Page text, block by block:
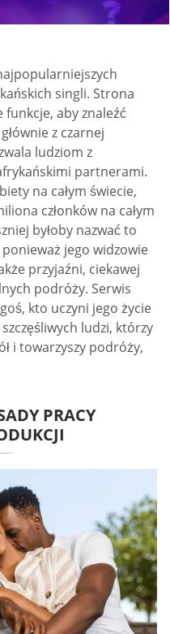
singli. Strona
funkcje, aby znaleźć
z czarnej
ludziom z
partnerami.
na całym świecie,
członków na całym
byłoby nazwać to
jego widzowie
przyjaźni, ciekawej
podróży. Serwis
kto uczyni jego życie
ludzi, którzy
i towarzyszy podróży,
PRACY